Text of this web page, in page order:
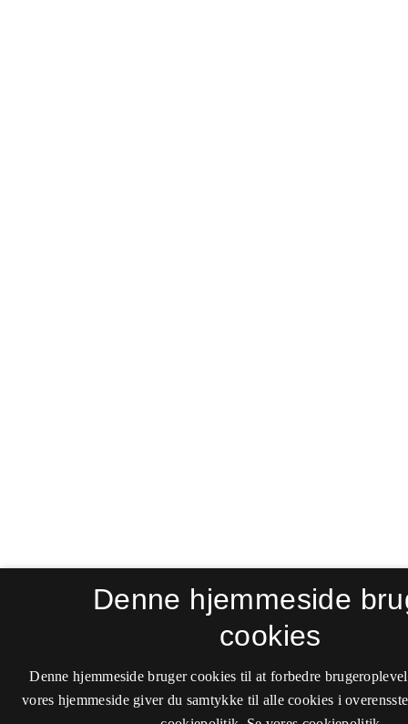
Denne hjemmeside
cookies
Denne hjemmeside bruger cookies til at forbedre
vores hjemmeside giver du samtykke til alle cookies i